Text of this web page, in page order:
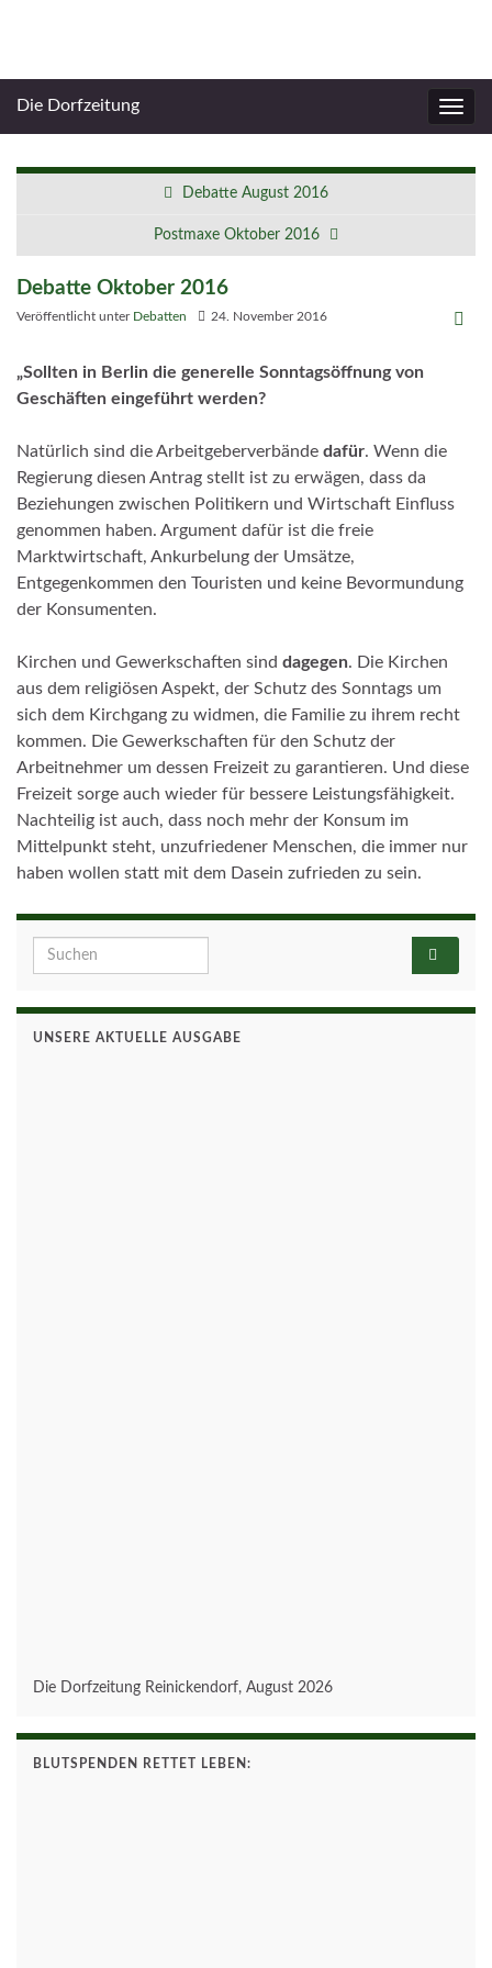
Die Dorfzeitung
Debatte August 2016
Postmaxe Oktober 2016
Debatte Oktober 2016
Veröffentlicht unter Debatten 24. November 2016
„Sollten in Berlin die generelle Sonntagsöffnung von
Geschäften eingeführt werden?
Natürlich sind die Arbeitgeberverbände dafür. Wenn die
Regierung diesen Antrag stellt ist zu erwägen, dass da
Beziehungen zwischen Politikern und Wirtschaft Einfluss
genommen haben. Argument dafür ist die freie
Marktwirtschaft, Ankurbelung der Umsätze,
Entgegenkommen den Touristen und keine Bevormundung
der Konsumenten.
Kirchen und Gewerkschaften sind dagegen. Die Kirchen
aus dem religiösen Aspekt, der Schutz des Sonntags um
sich dem Kirchgang zu widmen, die Familie zu ihrem recht
kommen. Die Gewerkschaften für den Schutz der
Arbeitnehmer um dessen Freizeit zu garantieren. Und diese
Freizeit sorge auch wieder für bessere Leistungsfähigkeit.
Nachteilig ist auch, dass noch mehr der Konsum im
Mittelpunkt steht, unzufriedener Menschen, die immer nur
haben wollen statt mit dem Dasein zufrieden zu sein.
Search for:
UNSERE AKTUELLE AUSGABE
Die Dorfzeitung Reinickendorf, August 2026
BLUTSPENDEN RETTET LEBEN: